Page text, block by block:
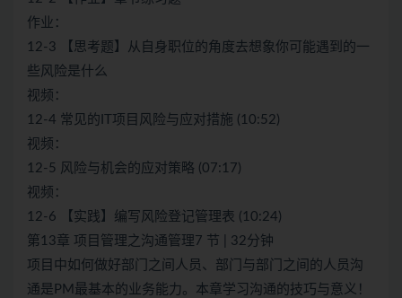
作业：
12-3 【思考题】从自身职位的角度去想象你可能遇到的一
些风险是什么
视频：
12-4 常见的IT项目风险与应对措施 (10:52)
视频：
12-5 风险与机会的应对策略 (07:17)
视频：
12-6 【实践】编写风险登记管理表 (10:24)
第13章 项目管理之沟通管理7 节 | 32分钟
项目中如何做好部门之间人员、部门与部门之间的人员沟
通是PM最基本的业务能力。本章学习沟通的技巧与意义！